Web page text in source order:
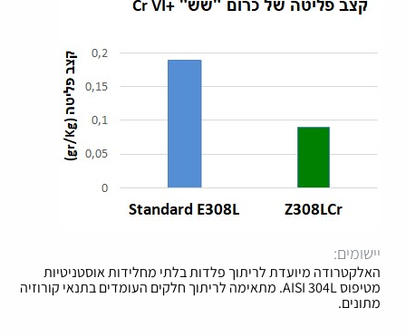
יישומים:
האלקטרודה מיועדת לריתוך פלדות בלתי מחלידות אוסטניטיות
מטיפוס AISI 304L. מתאימה לריתוך חלקים העומדים בתנאי קורוזיה
מתונים.